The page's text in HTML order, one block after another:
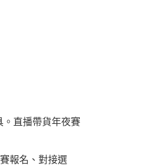
直播帶貨年夜賽
報名、對接選